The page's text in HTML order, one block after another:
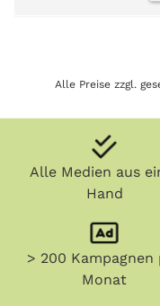
Alle Preise zzgl.
Alle Medien aus
Hand
> 200 Kampagnen
Monat